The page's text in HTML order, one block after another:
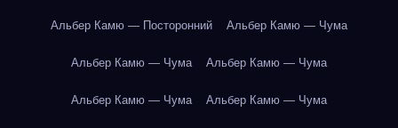
Альбер Камю — Посторонний Альбер Камю — Чума
Альбер Камю — Чума Альбер Камю — Чума
Альбер Камю — Чума Альбер Камю — Чума